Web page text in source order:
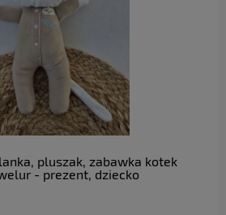
pluszak, zabawka kotek
- prezent, dziecko
do koszyka